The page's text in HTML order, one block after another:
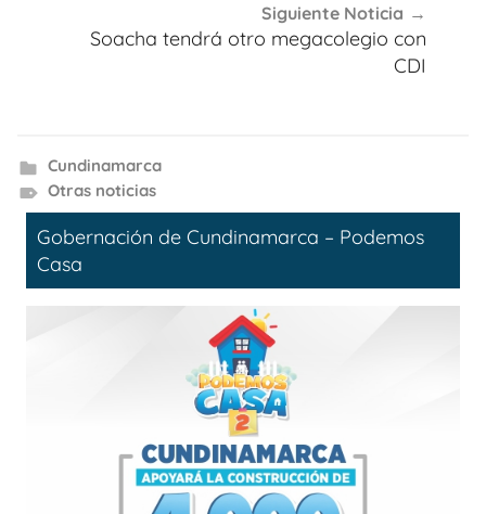
Siguiente Noticia
Soacha tendrá otro megacolegio con
CDI
Cundinamarca
Otras noticias
Gobernación de Cundinamarca – Podemos
Casa